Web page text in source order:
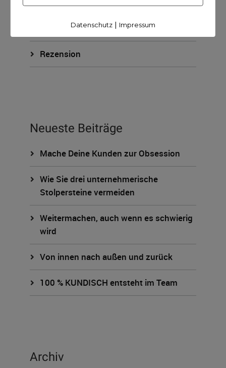
Podcast
Rezension
Neueste Beiträge
Mache Deine Kunden zur Obsession
Wie Sie drei unternehmerische
Stolpersteine vermeiden
Weitermachen, auch wenn es schwierig
wird
Von innen nach außen und zurück
100 % KUNDISCH entsteht im Team
Archiv
Datenschutz| Impressum